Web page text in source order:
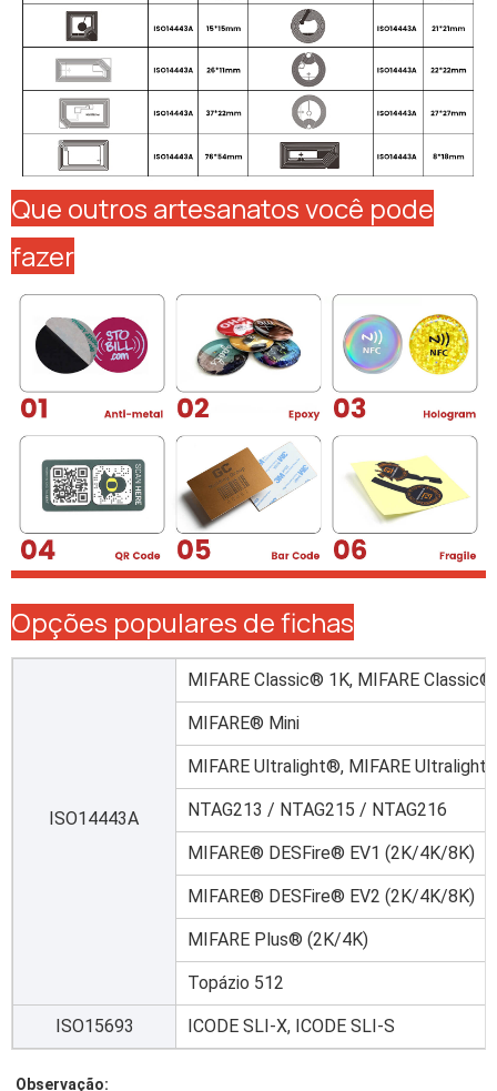
Que outros artesanatos você pode
fazer
Opções populares de fichas
ISO14443A
MIFARE Classic® 1K, MIFARE
MIFARE® Mini
MIFARE Ultralight®, MIFARE
NTAG213 / NTAG215 / NTAG216
MIFARE® DESFire® EV1 (2K/4K/8K)
MIFARE® DESFire® EV2 (2K/4K/8K)
MIFARE Plus® (2K/4K)
Topázio 512
ISO15693 ICODE SLI-X, ICODE SLI-S
Observação: